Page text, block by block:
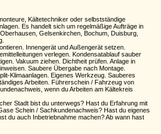
Kältetechniker oder selbstständige
Es handelt sich um regelmäßige Aufträge in
Gelsenkirchen, Bochum, Duisburg,
Innengerät und Außengerät setzen.
verlegen. Kondensatablauf sauber
Vakuum ziehen. Dichtheit prüfen. Anlage in
Saubere Übergabe nach Montage.
Klimaanlagen. Eigenes Werkzeug. Sauberes
Arbeiten. Führerschein / Fahrzeug von
wenn du Arbeiten am Kältekreis
Stadt bist du unterwegs? Hast du Erfahrung mit
Schein / Sachkundenachweis? Hast du eigenes
du auch Inbetriebnahme machen? Ab wann hast